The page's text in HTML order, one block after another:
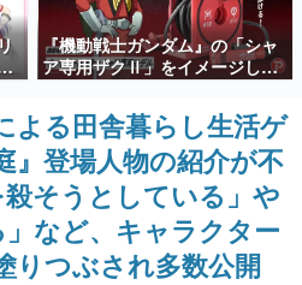
以上！ ページビュー数万以上！ などな
読まれた、電ファミ渾身の“殿堂入り”記
。
イターの方々に製作時のエピソードをお
る企画（ゲーム）とは何か？を探ってい
はいけない。『赫本』は、〈試験問題〉
ラー小説集です。
『機動戦士ガンダム』の「シャ
ア専用ザクⅡ」をイメージした
散水ホースリールが予約開始。
本体にはシャアのパーソナルマ
ークやジオン公国軍のエンブレ
ム、型式番号などを配置
よる田舎暮らし生活ゲ
』登場人物の紹介が不
そうとしている」や
など、キャラクター
りつぶされ多数公開